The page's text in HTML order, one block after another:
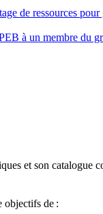
de ressources pour
à un membre du
et son
objectifs de :